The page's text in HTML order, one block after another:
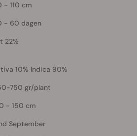
- 110 cm
- 60 dagen
22%
10% Indica 90%
750 gr/plant
- 150 cm
September